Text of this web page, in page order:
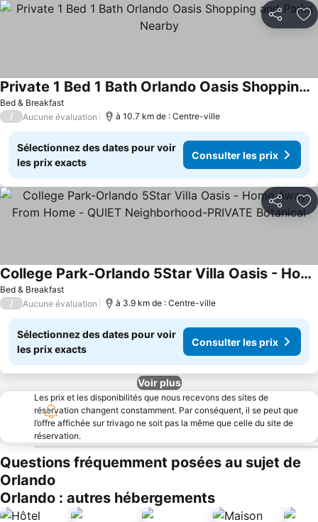
Partager
Bed & Breakfast
Private 1 Bed 1 Bath Orlando Oasis Shopping and Parks Nearby
/ Aucune évaluation à 10.7 km de : Centre-ville
Sélectionnez des dates pour voir
les prix exacts
Consulter les prix
Partager
Bed & Breakfast
College Park-Orlando 5Star Villa Oasis - Home Away From Home - QUIET Neighborhood-PRIVATE Botanical
/ Aucune évaluation à 3.9 km de : Centre-ville
Sélectionnez des dates pour voir
les prix exacts
Consulter les prix
Voir plus
Les prix et les disponibilités que nous recevons des sites de
réservation changent constamment. Par conséquent, il se peut que
l’offre affichée sur trivago ne soit pas la même que celle du site de
réservation.
Questions fréquemment posées au sujet de
Orlando
Orlando : autres hébergements